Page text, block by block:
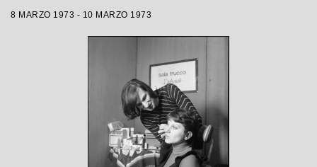
8 MARZO 1973 - 10 MARZO 1973